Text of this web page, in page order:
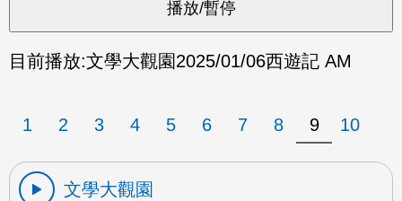
目前播放:文學大觀園2025/01/06西遊記 AM
1 2 3 4 5 6 7 8 9 10
文學大觀園